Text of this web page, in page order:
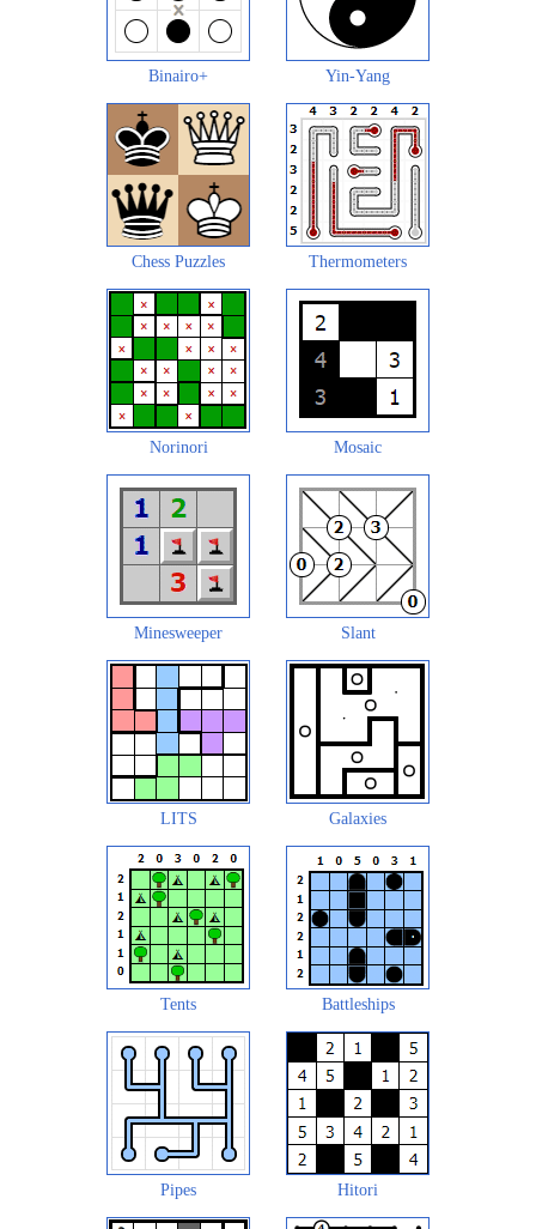
Binairo+ Yin-Yang
Chess Puzzles Thermometers
Norinori Mosaic
Minesweeper Slant
LITS Galaxies
Tents Battleships
Pipes Hitori